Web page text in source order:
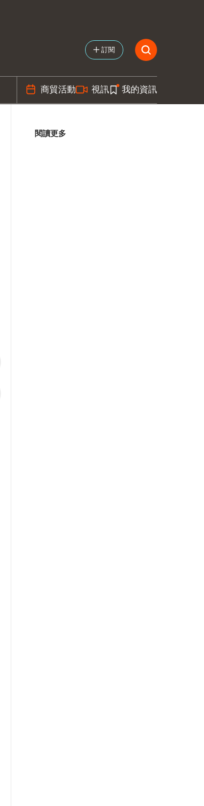
訂閱
商貿活動 視訊 我的資訊
閱讀更多